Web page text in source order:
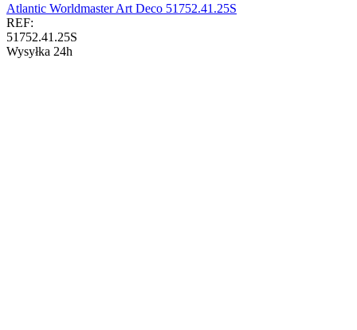
Atlantic Worldmaster Art Deco 51752.41.25S
REF:
51752.41.25S
Wysyłka 24h